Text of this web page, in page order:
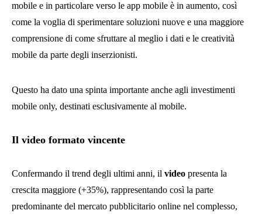
mobile e in particolare verso le app mobile è in aumento, così
come la voglia di sperimentare soluzioni nuove e una maggiore
comprensione di come sfruttare al meglio i dati e le creatività
mobile da parte degli inserzionisti.
Questo ha dato una spinta importante anche agli investimenti
mobile only, destinati esclusivamente al mobile.
Il video formato vincente
Confermando il trend degli ultimi anni, il video presenta la
crescita maggiore (+35%), rappresentando così la parte
predominante del mercato pubblicitario online nel complesso,